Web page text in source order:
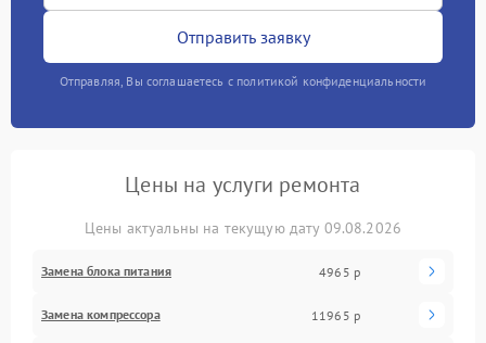
Отправить заявку
Отправляя, Вы соглашаетесь с политикой конфиденциальности
Цены на услуги ремонта
Цены актуальны на текущую дату 09.08.2026
Замена блока питания 4965 р
Замена компрессора 11965 р